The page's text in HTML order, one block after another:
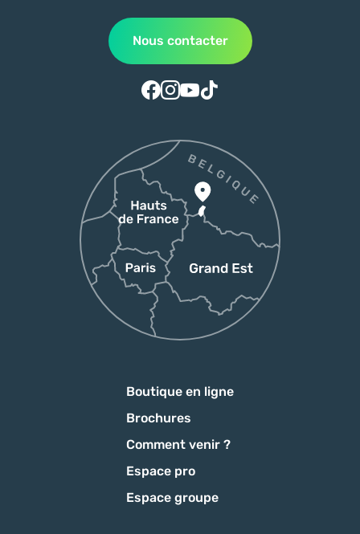
Nous contacter
Suivez-nous sur Facebook
Suivez-nous sur Instagram
Suivez-nous sur Youtube
Suivez-nous sur Tiktok
Boutique en ligne
Brochures
Comment venir ?
Espace pro
Espace groupe